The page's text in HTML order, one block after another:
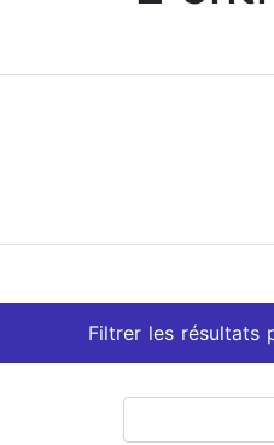
Filtrer les résultats